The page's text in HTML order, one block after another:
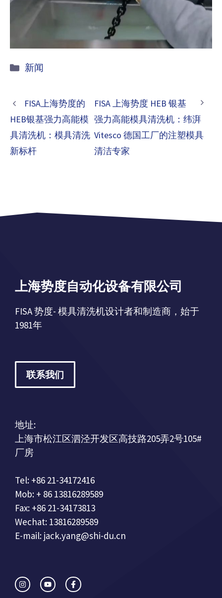
Categorie
新闻
FISA上海势度的
HEB银基强力高能模
具清洗机：模具清洗
新标杆
FISA 上海势度 HEB 银基
强力高能模具清洗机：纬湃
Vitesco 德国工厂的注塑模具
清洁专家
上海势度自动化设备有限公司
FISA 势度- 模具清洗机设计者和制造商，始于
1981年
联系我们
地址:
上海市松江区泗泾开发区高技路205弄2号105#
厂房
Tel: +86 21-34172416
Mob: + 86 13816289589
Fax: +86 21-34173813
Wechat: 13816289589
E-mail: jack.yang@shi-du.cn